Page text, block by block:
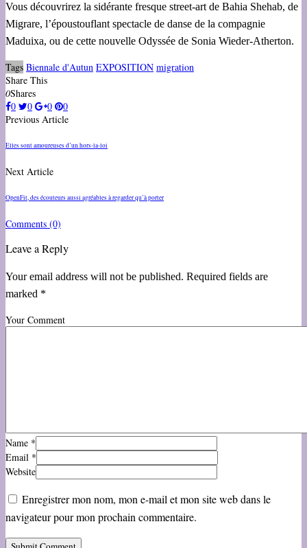
Vous découvrirez la sidérante fresque street-art de Bahia Shehab, de
Migrare, l’époustouflant spectacle de danse de la compagnie
Maduixa, ou de cette nouvelle Odyssée de Sonia Wieder-Atherton.
Tags Biennale d'Autun EXPOSITION migration
Share This
0Shares
0
0 0
0
Previous Article
Elles sont amoureuses d’un hors-la-loi
Next Article
OpenFit, des écouteurs aussi agréables à regarder qu’à porter
Comments (0)
Leave a Reply
Your email address will not be published. Required fields are
marked *
Your Comment
Name *
Email *
Website
Enregistrer mon nom, mon e-mail et mon site web dans le
navigateur pour mon prochain commentaire.